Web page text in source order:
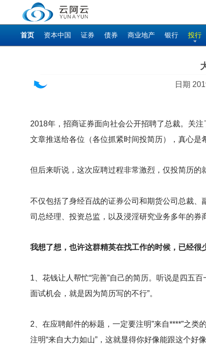
首页 资本中国 证券 债券 商业地产 银行 投行
日期
2018年，招商证券面向社会公开招聘了总裁。关
文章推送给各位（各位抓紧时间投简历），真心
但后来听说，这次应聘过程非常激烈，仅投简历的
不仅包括了身经百战的证券公司和期货公司总裁
司总经理、投资总监，以及浸淫研究业务多年的券
我想了想，也许这群精英在找工作的时候，已经很
1 、花钱让人帮忙“完善”自己的简历。听说是四五
面试机会，就是因为简历写的不行”。
2 、在应聘邮件的标题，一定要注明”来自****”之
注明“来自大力如山”，这就显得你好像能跟这个好